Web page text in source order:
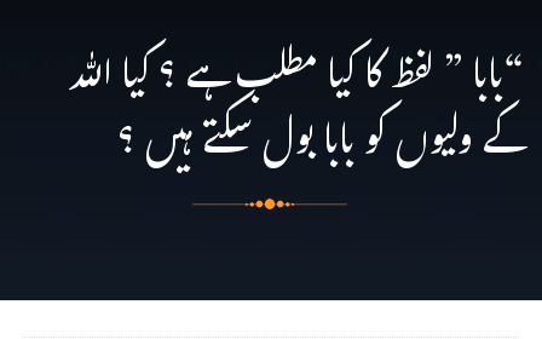
“بابا ” لفظ کا کیا مطلب ہے ؟ کیا اللہ
کے ولیوں کو بابا بول سکتے ہیں ؟